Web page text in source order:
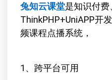
兔知云课堂是知识付费
ThinkPHP+UniAPP开
频课程点播系统，
1、跨平台可用